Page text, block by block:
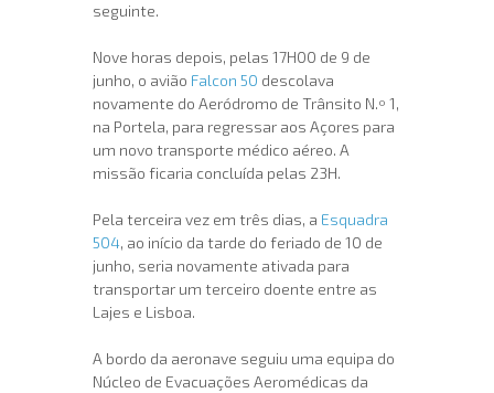
seguinte.
Nove horas depois, pelas 17H00 de 9 de
junho, o avião Falcon 50 descolava
novamente do Aeródromo de Trânsito N.º 1,
na Portela, para regressar aos Açores para
um novo transporte médico aéreo. A
missão ficaria concluída pelas 23H.
Pela terceira vez em três dias, a Esquadra
504, ao início da tarde do feriado de 10 de
junho, seria novamente ativada para
transportar um terceiro doente entre as
Lajes e Lisboa.
A bordo da aeronave seguiu uma equipa do
Núcleo de Evacuações Aeromédicas da